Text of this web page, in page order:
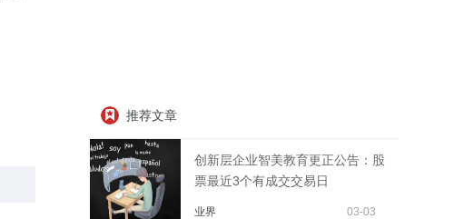
推荐文章
创新层企业智美教育更正公告：股
票最近3个有成交交易日
业界 03-03